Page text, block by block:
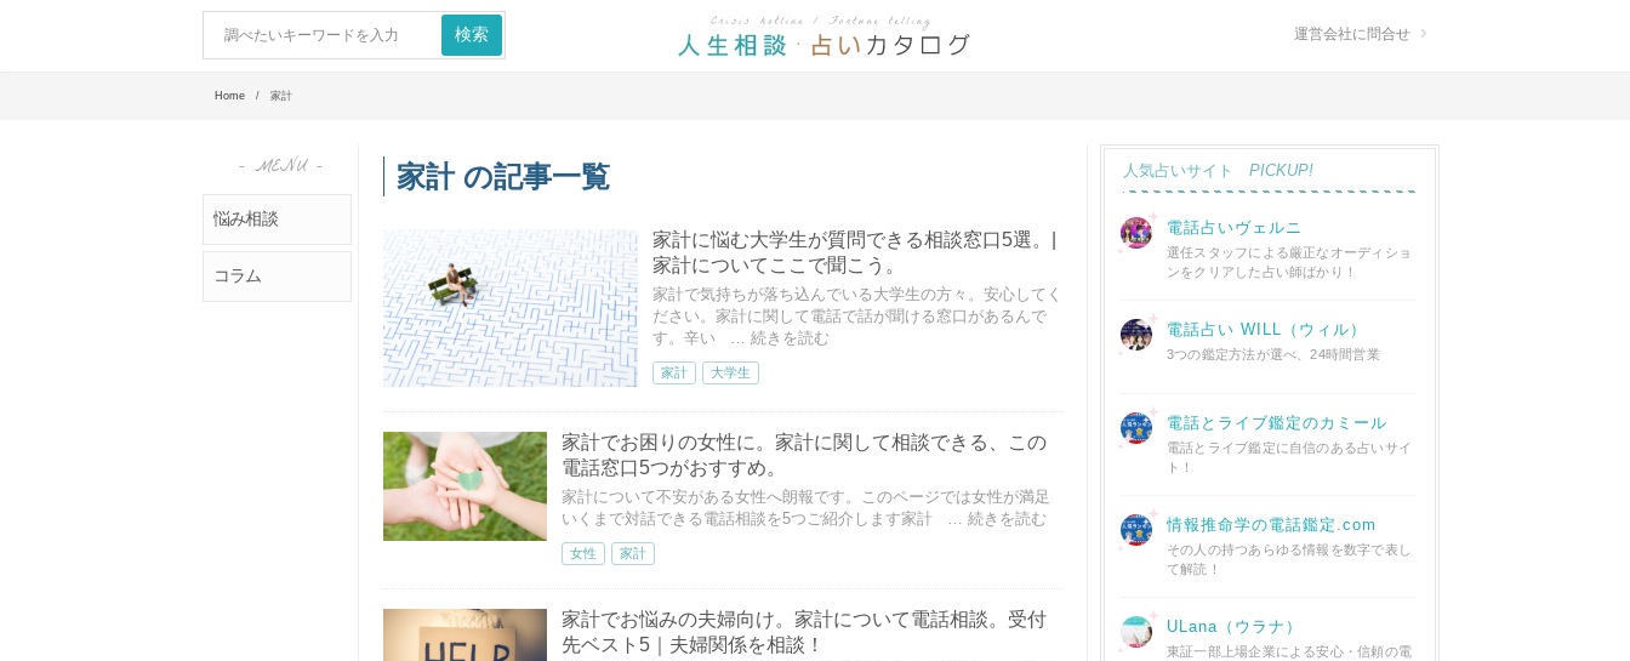
運営会社に問合せ
Home / 家計
- MENU -
悩み相談
コラム
家計 の記事一覧
家計に悩む大学生が質問できる相談窓口5選。|
家計についてここで聞こう。
家計で気持ちが落ち込んでいる大学生の方々。安心してく
ださい。家計に関して電話で話が聞ける窓口があるんで
す。辛い
… 続きを読む
家計 大学生
家計でお困りの女性に。家計に関して相談できる、この
電話窓口5つがおすすめ。
家計について不安がある女性へ朗報です。このページでは女性が満足
いくまで対話できる電話相談を5つご紹介します家計
… 続きを読む
女性 家計
家計でお悩みの夫婦向け。家計について電話相談。受付
先ベスト5｜夫婦関係を相談！
人気占いサイト PICKUP!
電話占いヴェルニ
選任スタッフによる厳正なオーディショ
ンをクリアした占い師ばかり！
電話占い WILL（ウィル）
3つの鑑定方法が選べ、24時間営業
電話とライブ鑑定のカミール
電話とライブ鑑定に自信のある占いサイ
ト！
情報推命学の電話鑑定.com
その人の持つあらゆる情報を数字で表し
て解読！
ULana（ウラナ）
東証一部上場企業による安心・信頼の電